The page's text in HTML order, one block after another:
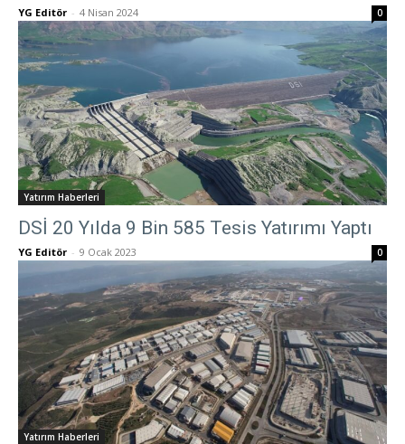
YG Editör - 4 Nisan 2024 0
Yatırım Haberleri
DSİ 20 Yılda 9 Bin 585 Tesis Yatırımı Yaptı
YG Editör - 9 Ocak 2023 0
Yatırım Haberleri